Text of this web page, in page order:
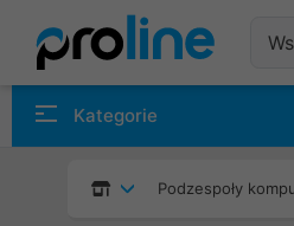
Kategorie
Podzespoły